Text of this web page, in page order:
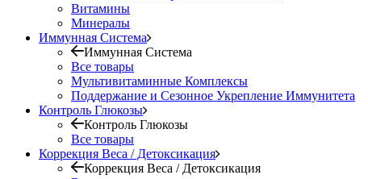
Витамины
Минералы
Иммунная Система
Иммунная Система
Все товары
Мультивитаминные Комплексы
Поддержание и Сезонное Укрепление Иммунитета
Контроль Глюкозы
Контроль Глюкозы
Все товары
Коррекция Веса / Детоксикация
Коррекция Веса / Детоксикация